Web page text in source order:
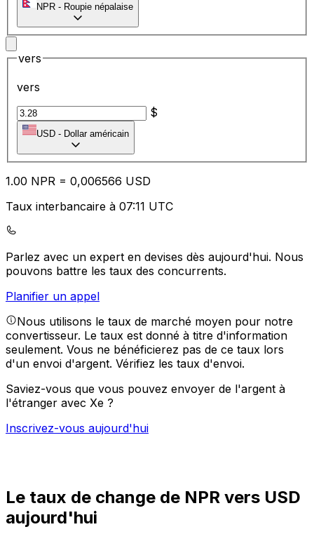
NPR - Roupie népalaise
vers
vers
$
USD - Dollar américain
1.00 NPR = 0,006566 USD
Taux interbancaire à 07:11 UTC
Parlez avec un expert en devises dès aujourd'hui. Nous
pouvons battre les taux des concurrents.
Planifier un appel
Nous utilisons le taux de marché moyen pour notre
convertisseur. Le taux est donné à titre d'information
seulement. Vous ne bénéficierez pas de ce taux lors
d'un envoi d'argent. Vérifiez les taux d'envoi.
Saviez-vous que vous pouvez envoyer de l'argent à
l'étranger avec Xe ?
Inscrivez-vous aujourd'hui
Le taux de change de NPR vers USD
aujourd'hui